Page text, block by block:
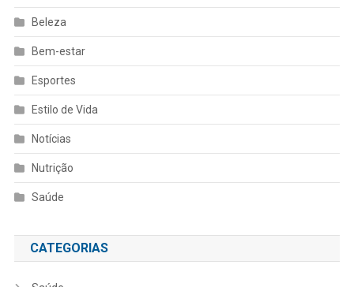
Beleza
Bem-estar
Esportes
Estilo de Vida
Notícias
Nutrição
Saúde
CATEGORIAS